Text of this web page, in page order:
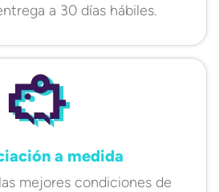
a 30 días hábiles.
a medida
mejores condiciones de